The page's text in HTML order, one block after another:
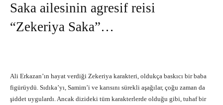
Saka ailesinin agresif reisi
“Zekeriya Saka”…
Ali Erkazan’ın hayat verdiği Zekeriya karakteri, oldukça baskıcı bir baba
figürüydü. Sıdıka’yı, Samim’i ve karısını sürekli aşağılar, çoğu zaman da
şiddet uygulardı. Ancak dizideki tüm karakterlerde olduğu gibi, tuhaf bir